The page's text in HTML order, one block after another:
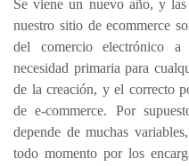
Se viene un nuevo año, y
nuestro sitio de ecommerce
del comercio electrónico
necesidad primaria para
de la creación, y el correcto
de e-commerce. Por
depende de muchas
todo momento por los